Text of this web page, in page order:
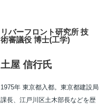
リバーフロント研究所 技
術審議役 博士(工学)
土屋 信行氏
1975年 東京都入都。東京都建設局
課長、江戸川区土木部長などを歴